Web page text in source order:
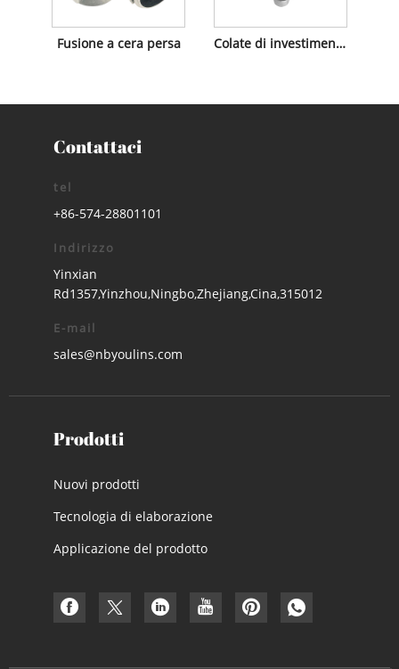
Fusione a cera persa Colate di investimento in acciaio inossidabile
Contattaci
tel
+86-574-28801101
Indirizzo
Yinxian
Rd1357,Yinzhou,Ningbo,Zhejiang,Cina,315012
E-mail
sales@nbyoulins.com
Prodotti
Nuovi prodotti
Tecnologia di elaborazione
Applicazione del prodotto